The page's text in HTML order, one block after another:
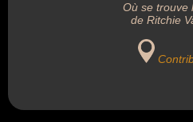
Où se trouve
de Ritchie